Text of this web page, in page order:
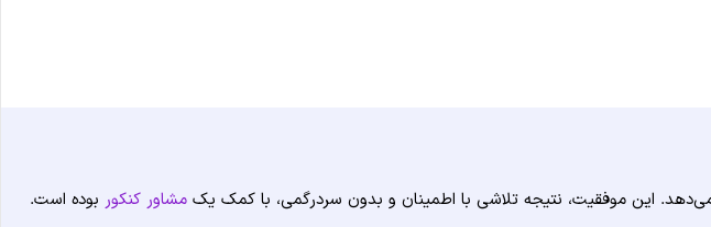
این موفقیت، نتیجه تلاشی با اطمینان و بدون سردرگمی، با کمک یک مشاور کنکور بوده است.